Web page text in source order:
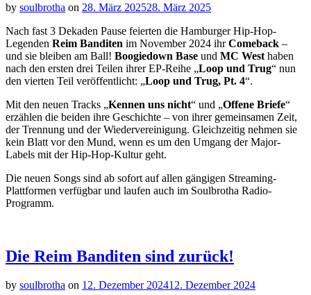
by soulbrotha on 28. März 202528. März 2025
Nach fast 3 Dekaden Pause feierten die Hamburger Hip-Hop-
Legenden Reim Banditen im November 2024 ihrComeback –
und sie bleiben am Ball! Boogiedown Base und MC West haben
nach den ersten drei Teilen ihrer EP-Reihe „Loop und Trug“ nun
den vierten Teil veröffentlicht: „Loop und Trug, Pt. 4“.
Mit den neuen Tracks „Kennen uns nicht“ und „Offene Briefe“
erzählen die beiden ihre Geschichte – von ihrer gemeinsamen Zeit,
der Trennung und der Wiedervereinigung. Gleichzeitig nehmen sie
kein Blatt vor den Mund, wenn es um den Umgang der Major-
Labels mit der Hip-Hop-Kultur geht.
Die neuen Songs sind ab sofort auf allen gängigen Streaming-
Plattformen verfügbar und laufen auch im Soulbrotha Radio-
Programm.
Die Reim Banditen sind zurück!
by soulbrotha on 12. Dezember 202412. Dezember 2024